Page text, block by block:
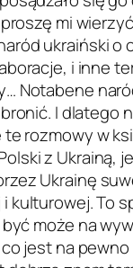
mi
ukraiński o
i inne
Notabene
I dlatego
rozmowy w
z Ukrainą,
Ukrainę
kulturowej. To
może na
jest na